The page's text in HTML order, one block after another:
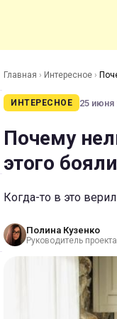
Главная › Интересное ›
ИНТЕРЕСНОЕ 25 июня
Почему
этого
Когда-то в это
Полина Кузенко
Руководитель